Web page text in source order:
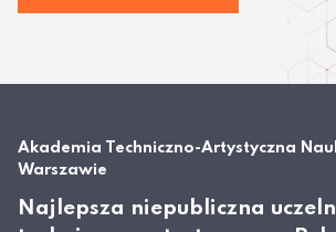
Akademia Techniczno-Artystyczna
Warszawie
Najlepsza niepubliczna